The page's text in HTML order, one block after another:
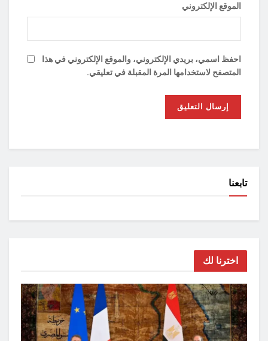
الموقع الإلكتروني
احفظ اسمي، بريدي الإلكتروني، والموقع الإلكتروني في هذا
المتصفح لاستخدامها المرة المقبلة في تعليقي.
تابعنا
اخترنا لك